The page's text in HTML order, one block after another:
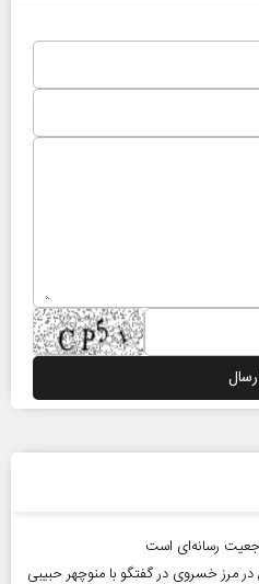
رسانه‌ای است
در مرز خسروی در گفتگو با منوچهر حبیبی